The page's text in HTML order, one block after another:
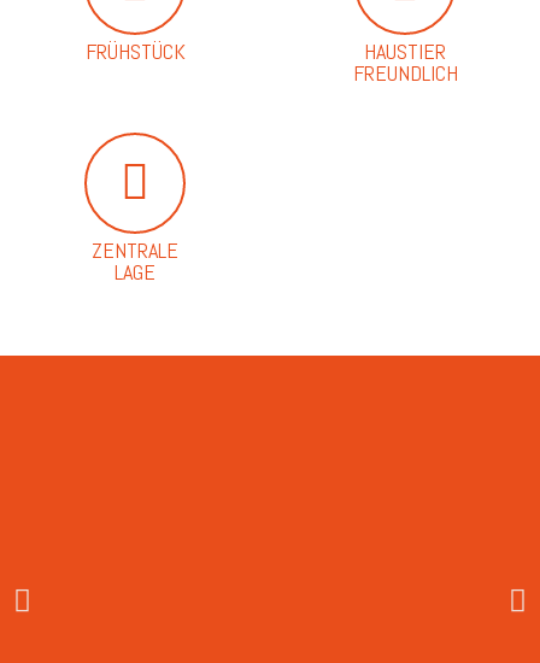
FRÜHSTÜCK HAUSTIER
FREUNDLICH
ZENTRALE
LAGE